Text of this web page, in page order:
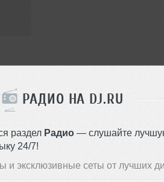
РАДИО НА DJ.RU
раздел Радио — слушайте
24/7!
и эксклюзивные сеты от лучших
Нет записей в блоге